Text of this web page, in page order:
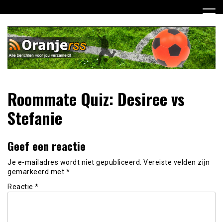
naar
inhoud
Oranje RSS
niets meer van het Nederlands Elftal op weg naar het EK
2012!
Roommate Quiz: Desiree vs
Stefanie
Geef een reactie
Je e-mailadres wordt niet gepubliceerd. Vereiste velden zijn
gemarkeerd met *
Reactie *